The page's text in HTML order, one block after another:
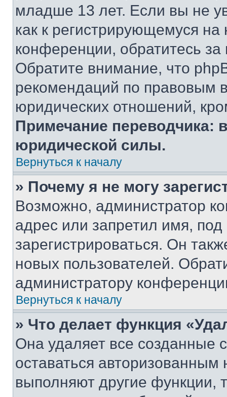
младше 13 лет. Если вы не
как к регистрирующемуся
конференции, обратитесь
Обратите внимание, что
рекомендаций по правовым
юридических отношений,
Примечание переводчика:
юридической силы.
Вернуться к началу
» Почему я не могу
Возможно, администратор
адрес или запретил имя,
зарегистрироваться. Он
новых пользователей.
администратору
Вернуться к началу
» Что делает функция
Она удаляет все созданные
оставаться
выполняют другие функции,